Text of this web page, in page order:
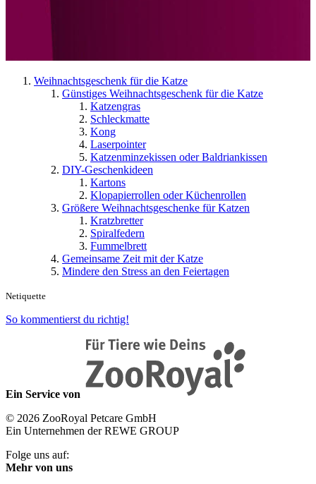
Weihnachtsgeschenk für die Katze
Günstiges Weihnachtsgeschenk für die Katze
Katzengras
Schleckmatte
Kong
Laserpointer
Katzenminzekissen oder Baldriankissen
DIY-Geschenkideen
Kartons
Klopapierrollen oder Küchenrollen
Größere Weihnachtsgeschenke für Katzen
Kratzbretter
Spiralfedern
Fummelbrett
Gemeinsame Zeit mit der Katze
Mindere den Stress an den Feiertagen
Netiquette
So kommentierst du richtig!
Ein Service von
© 2026 ZooRoyal Petcare GmbH
Ein Unternehmen der REWE GROUP
Folge uns auf:
Mehr von uns